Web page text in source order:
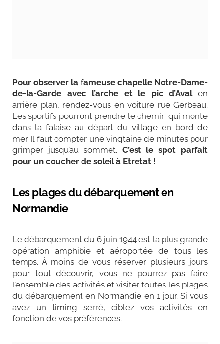
Pour observer la fameuse chapelle Notre-Dame-
de-la-Garde avec l’arche et le pic d’Avalen
arrière plan, rendez-vous en voiture rue Gerbeau.
Les sportifs pourront prendre le chemin qui monte
dans la falaise au départ du village en bord de
mer. Il faut compter une vingtaine de minutes pour
grimper jusqu’au sommet. C’est le spot parfait
pour un coucher de soleil à Etretat !
Les plages du débarquement en
Normandie
Le débarquement du 6 juin 1944 est la plus grande
opération amphibie et aéroportée de tous les
temps. À moins de vous réserver plusieurs jours
pour tout découvrir, vous ne pourrez pas faire
l’ensemble des activités et visiter toutes les plages
du débarquement en Normandie en 1 jour. Si vous
avez un timing serré, ciblez vos activités en
fonction de vos préférences.